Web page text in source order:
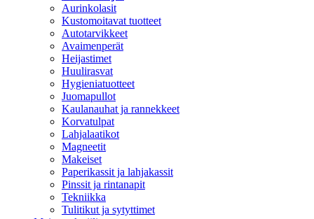
Aurinkolasit
Kustomoitavat tuotteet
Autotarvikkeet
Avaimenperät
Heijastimet
Huulirasvat
Hygieniatuotteet
Juomapullot
Kaulanauhat ja rannekkeet
Korvatulpat
Lahjalaatikot
Magneetit
Makeiset
Paperikassit ja lahjakassit
Pinssit ja rintanapit
Tekniikka
Tulitikut ja sytyttimet